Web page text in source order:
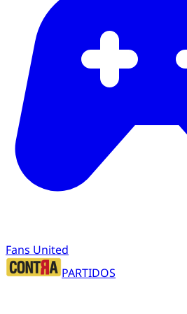
Fans United
PARTIDOS